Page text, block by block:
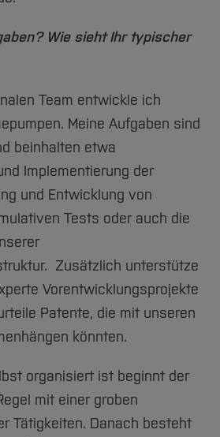
G
Entwicklung
Hochschule
Wie sieht Ihr typischer
Team entwickle ich
Meine Aufgaben sind
beinhalten etwa
Implementierung der
und Entwicklung von
Tests oder auch die
Zusätzlich unterstütze
Vorentwicklungsprojekte
Patente, die mit unseren
könnten.
organisiert ist beginnt der
mit einer groben
Tätigkeiten. Danach besteht